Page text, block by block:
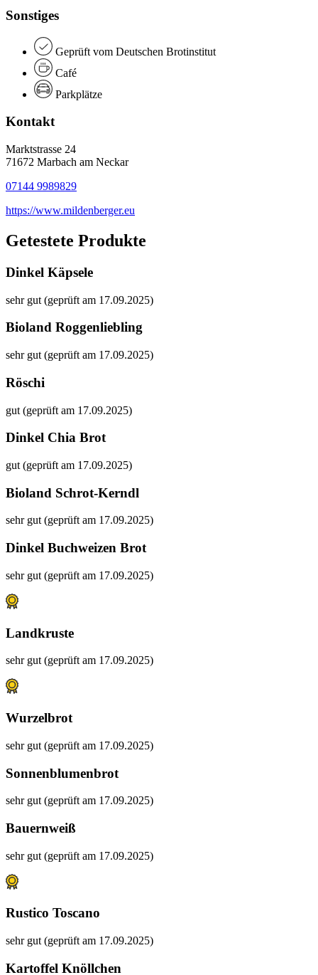
Sonstiges
Geprüft vom Deutschen Brotinstitut
Café
Parkplätze
Kontakt
Marktstrasse 24
71672 Marbach am Neckar
07144 9989829
https://www.mildenberger.eu
Getestete Produkte
Dinkel Käpsele
sehr gut (geprüft am 17.09.2025)
Bioland Roggenliebling
sehr gut (geprüft am 17.09.2025)
Röschi
gut (geprüft am 17.09.2025)
Dinkel Chia Brot
gut (geprüft am 17.09.2025)
Bioland Schrot-Kerndl
sehr gut (geprüft am 17.09.2025)
Dinkel Buchweizen Brot
sehr gut (geprüft am 17.09.2025)
Landkruste
sehr gut (geprüft am 17.09.2025)
Wurzelbrot
sehr gut (geprüft am 17.09.2025)
Sonnenblumenbrot
sehr gut (geprüft am 17.09.2025)
Bauernweiß
sehr gut (geprüft am 17.09.2025)
Rustico Toscano
sehr gut (geprüft am 17.09.2025)
Kartoffel Knöllchen